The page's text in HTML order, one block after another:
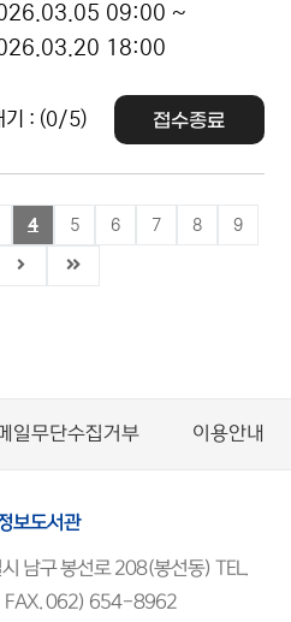
09:00 ~
18:00
기 : (0/5) 접수종료
4 5 6 7 8 9
일무단수집거부 이용안내
보도서관
남구 봉선로 208(봉선동) TEL.
062) 654-8962